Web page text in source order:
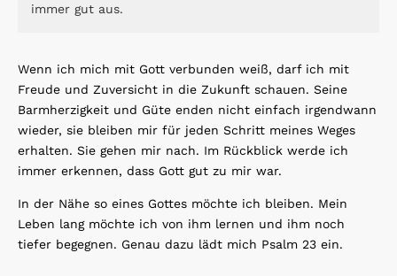
immer gut aus.
Wenn ich mich mit Gott verbunden weiß, darf ich mit
Freude und Zuversicht in die Zukunft schauen. Seine
Barmherzigkeit und Güte enden nicht einfach irgendwann
wieder, sie bleiben mir für jeden Schritt meines Weges
erhalten. Sie gehen mir nach. Im Rückblick werde ich
immer erkennen, dass Gott gut zu mir war.
In der Nähe so eines Gottes möchte ich bleiben. Mein
Leben lang möchte ich von ihm lernen und ihm noch
tiefer begegnen. Genau dazu lädt mich Psalm 23 ein.